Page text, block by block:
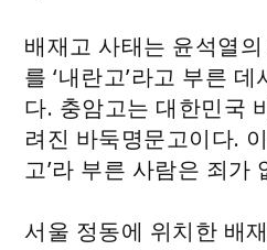
배재고 사태는 윤석열
를 ‘내란고’라고 부른
다. 충암고는 대한민국
려진 바둑명문고이다.
고’라 부른 사람은 죄가
서울 정동에 위치한 배